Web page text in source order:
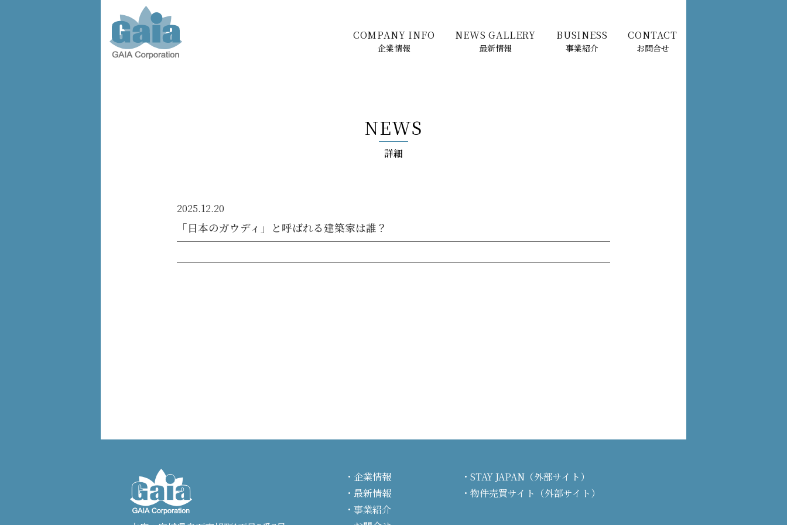
COMPANY INFO
企業情報
NEWS GALLERY
最新情報
BUSINESS
事業紹介
CONTACT
お問合せ
NEWS
詳細
2025.12.20
「日本のガウディ」と呼ばれる建築家は誰？
企業情報
最新情報
事業紹介
STAY JAPAN（外部サイト）
物件売買サイト（外部サイト）